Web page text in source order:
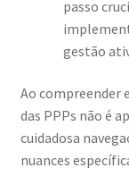
passo
gestão
Ao compreender
das PPPs não é
cuidadosa
nuances